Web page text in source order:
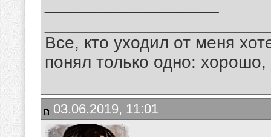
Все, кто уходил от меня
понял только одно:
03.06.2019, 11:01